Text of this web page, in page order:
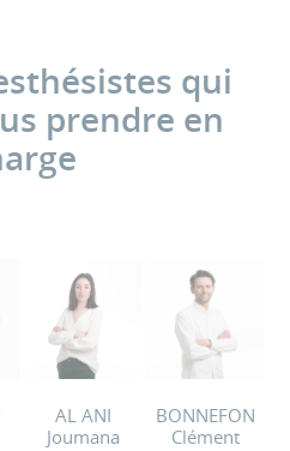
qui
prendre en
AL ANI
Joumana
BONNEFON
Clément